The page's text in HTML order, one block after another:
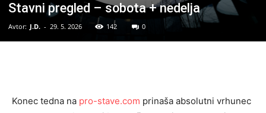
Stavni pregled – sobota + nedelja
Avtor: J.D. - 29. 5. 2026 142 0
Konec tedna na pro-stave.com prinaša absolutni vrhunec